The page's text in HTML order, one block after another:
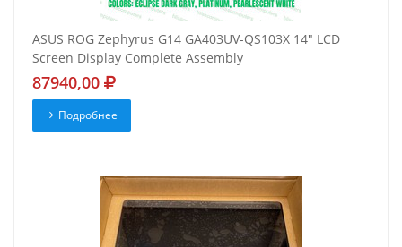
ASUS ROG Zephyrus G14 GA403UV-QS103X 14" LCD
Screen Display Complete Assembly
87940,00
Подробнее